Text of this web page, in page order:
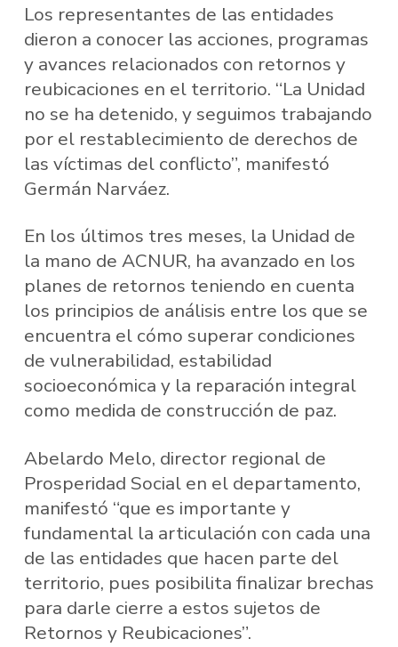
Los representantes de las entidades
dieron a conocer las acciones, programas
y avances relacionados con retornos y
reubicaciones en el territorio. “La Unidad
no se ha detenido, y seguimos trabajando
por el restablecimiento de derechos de
las víctimas del conflicto”, manifestó
Germán Narváez.
En los últimos tres meses, la Unidad de
la mano de ACNUR, ha avanzado en los
planes de retornos teniendo en cuenta
los principios de análisis entre los que se
encuentra el cómo superar condiciones
de vulnerabilidad, estabilidad
socioeconómica y la reparación integral
como medida de construcción de paz.
Abelardo Melo, director regional de
Prosperidad Social en el departamento,
manifestó “que es importante y
fundamental la articulación con cada una
de las entidades que hacen parte del
territorio, pues posibilita finalizar brechas
para darle cierre a estos sujetos de
Retornos y Reubicaciones”.